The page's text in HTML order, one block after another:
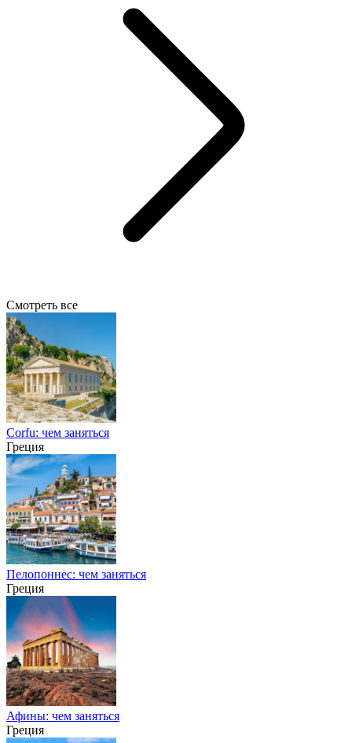
Смотреть все
Corfu: чем заняться
Греция
Пелопоннес: чем заняться
Греция
Афины: чем заняться
Греция